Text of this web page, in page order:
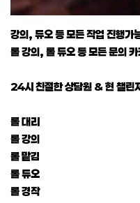
강의, 듀오 등 모든 작업 진행가
롤 강의, 롤 듀오 등 모든 문
24시 친절한 상담원 & 현 챌린
롤 대리
롤 강의
롤 맡김
롤 듀오
롤 경작